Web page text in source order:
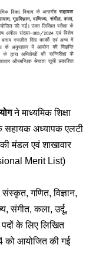
ने माध्यमिक शिक्षा
के सहायक अध्यापक एलटी
मंडल एवं शाखावार
Merit List)
गणित, विज्ञान,
संगीत, कला, उर्दू,
के लिए लिखित
को आयोजित की गई